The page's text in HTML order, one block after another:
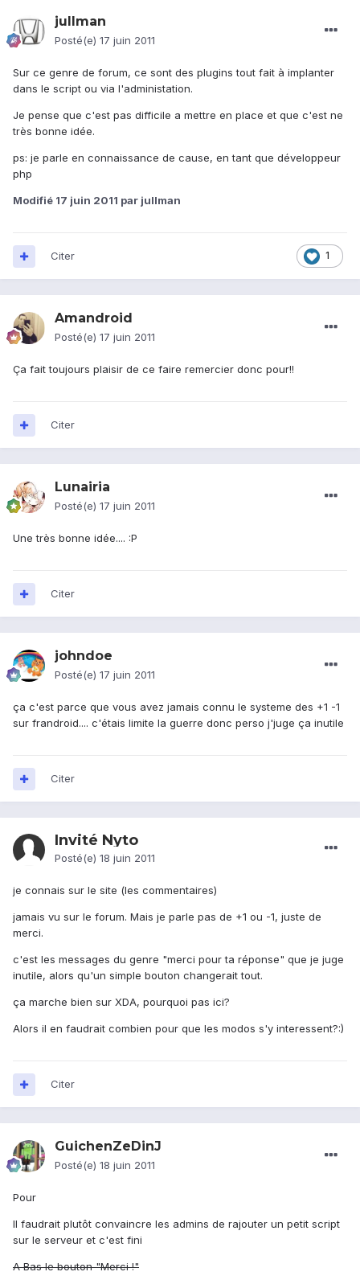
jullman
Posté(e) 17 juin 2011
Sur ce genre de forum, ce sont des plugins tout fait à implanter
dans le script ou via l'administation.
Je pense que c'est pas difficile a mettre en place et que c'est ne
très bonne idée.
ps: je parle en connaissance de cause, en tant que développeur
php
Modifié 17 juin 2011 par jullman
1
Citer
Amandroid
Posté(e) 17 juin 2011
Ça fait toujours plaisir de ce faire remercier donc pour!!
Citer
Lunairia
Posté(e) 17 juin 2011
Une très bonne idée.... :P
Citer
johndoe
Posté(e) 17 juin 2011
ça c'est parce que vous avez jamais connu le systeme des +1 -1
sur frandroid.... c'étais limite la guerre donc perso j'juge ça inutile
Citer
Invité Nyto
Posté(e) 18 juin 2011
je connais sur le site (les commentaires)
jamais vu sur le forum. Mais je parle pas de +1 ou -1, juste de
merci.
c'est les messages du genre "merci pour ta réponse" que je juge
inutile, alors qu'un simple bouton changerait tout.
ça marche bien sur XDA, pourquoi pas ici?
Alors il en faudrait combien pour que les modos s'y interessent?:)
Citer
GuichenZeDinJ
Posté(e) 18 juin 2011
Pour
Il faudrait plutôt convaincre les admins de rajouter un petit script
sur le serveur et c'est fini
A Bas le bouton "Merci !"